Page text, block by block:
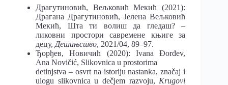
Драгутиновић, Вељковић Мекић (2021):
Драгана Драгутиновић, Јелена Вељковић
Мекић,
Шта ти волиш да гледаш?
–
ликовни простори савремене књиге за
децу, Детињство, 2021/04, 89–97.
Ђорђев, Новичић (2020): Ivana Đorđev,
Ana Novičić, Slikovnica u prostorima
detinjstva – osvrt na istoriju nastanka, značaj i
ulogu slikovnica u dečjem razvoju, Krugovi